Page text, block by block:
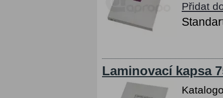
Přidat
Laminovací kapsa